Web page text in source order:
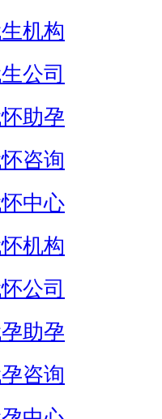
机构
公司
助孕
咨询
中心
机构
公司
助孕
咨询